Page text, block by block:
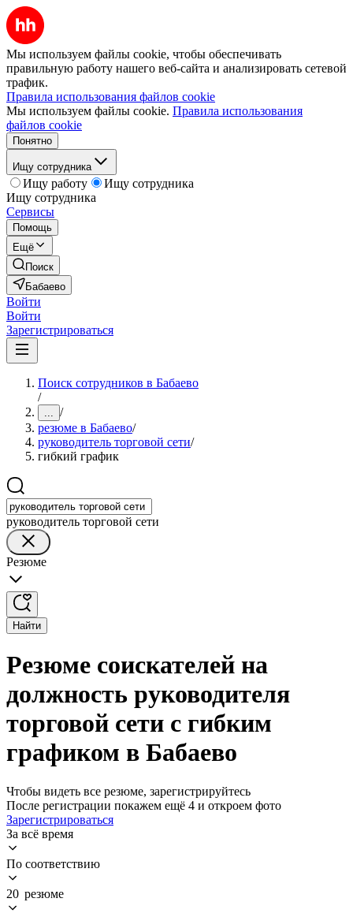
Мы используем файлы cookie, чтобы обеспечивать
правильную работу нашего веб-сайта и анализировать сетевой
трафик.
Правила использования файлов cookie
Мы используем файлы cookie. Правила использования
файлов cookie
Понятно
Ищу сотрудника
Ищу работу
Ищу сотрудника
Ищу сотрудника
Сервисы
Помощь
Ещё
Поиск
Бабаево
Войти
Войти
Зарегистрироваться
Поиск сотрудников в Бабаево
/
... /
резюме в Бабаево/
руководитель торговой сети/
гибкий график
руководитель торговой сети
Резюме
Найти
Резюме соискателей на
должность руководителя
торговой сети с гибким
графиком в Бабаево
Чтобы видеть все резюме, зарегистрируйтесь
После регистрации покажем ещё 4 и откроем фото
Зарегистрироваться
За всё время
По соответствию
20 резюме